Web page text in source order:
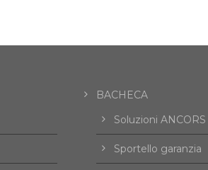
BACHECA
Soluzioni ANCORS
Sportello garanzia